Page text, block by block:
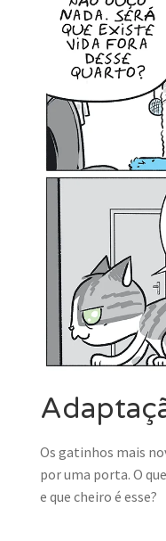
MINHA CONTA
CARRINHO
Search
Os gatinhos mais
por uma porta. O
e que cheiro é esse?